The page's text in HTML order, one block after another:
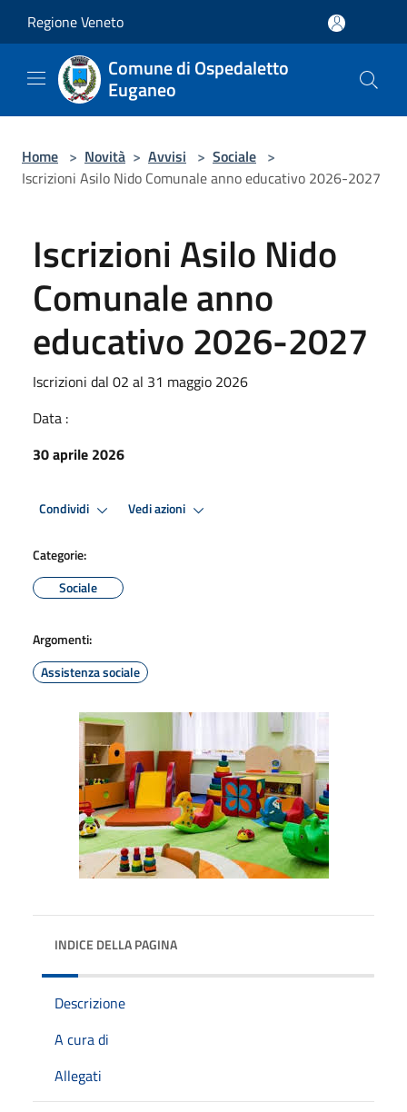
Regione Veneto
Comune di Ospedaletto
Euganeo
Home > Novità > Avvisi > Sociale >
Iscrizioni Asilo Nido Comunale anno educativo 2026-2027
Iscrizioni Asilo Nido
Comunale anno
educativo 2026-2027
Iscrizioni dal 02 al 31 maggio 2026
Data :
30 aprile 2026
Condividi Vedi azioni
Categorie:
Sociale
Argomenti:
Assistenza sociale
INDICE DELLA PAGINA
Descrizione
A cura di
Allegati